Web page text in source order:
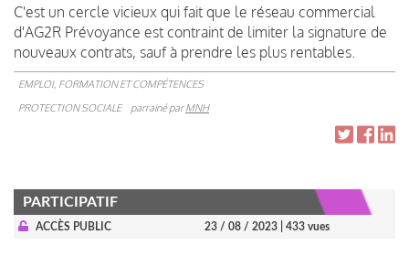
C'est un cercle vicieux qui fait que le réseau commercial
d'AG2R Prévoyance est contraint de limiter la signature de
nouveaux contrats, sauf à prendre les plus rentables.
EMPLOI, FORMATION ET COMPÉTENCES
PROTECTION SOCIALE
parrainé parMNH
PARTICIPATIF
ACCÈS PUBLIC 23 / 08 / 2023 | 433 vues